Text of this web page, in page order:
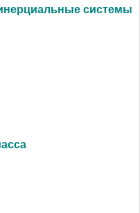
системы